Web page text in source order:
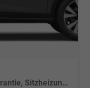
FR Edition 1.0 TSI 115PS, 5J Garantie, Sitzheizung, Climatronic, ACC, M-Lederlenkrad, 16" Alufelgen, KESSY, Privacy, Rückfahrkamera, Parksensoren v/h, Radio 8,25"/Bluetooth + FULL-LINK, LED-Scheinwerfer/LED-Rückleuchten, Nebelscheinwerfer, 4x elektr. FH, Dachrelin